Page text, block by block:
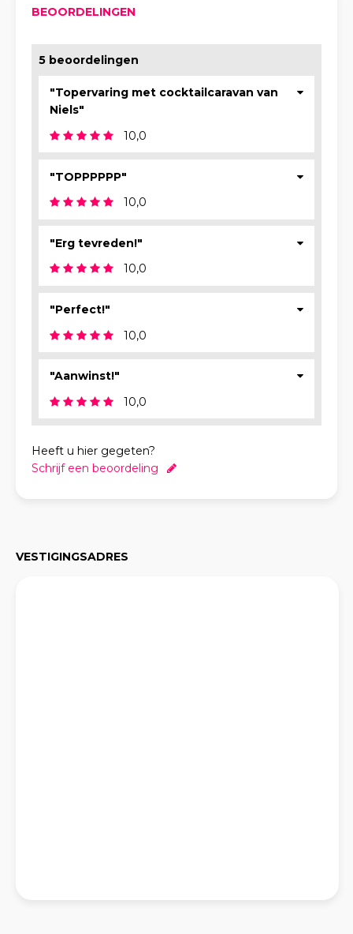
BEOORDELINGEN
5 beoordelingen
"Topervaring met cocktailcaravan van
Niels"
10,0
"TOPPPPPP"
10,0
"Erg tevreden!"
10,0
"Perfect!"
10,0
"Aanwinst!"
10,0
Heeft u hier gegeten?
Schrijf een beoordeling
VESTIGINGSADRES